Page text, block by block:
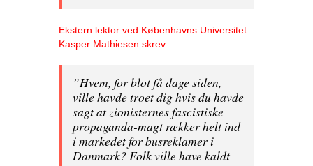
Ekstern lektor ved Københavns Universitet
Kasper Mathiesen skrev:
”Hvem, for blot få dage siden,
ville havde troet dig hvis du havde
sagt at zionisternes fascistiske
propaganda-magt rækker helt ind
i markedet for busreklamer i
Danmark? Folk ville have kaldt